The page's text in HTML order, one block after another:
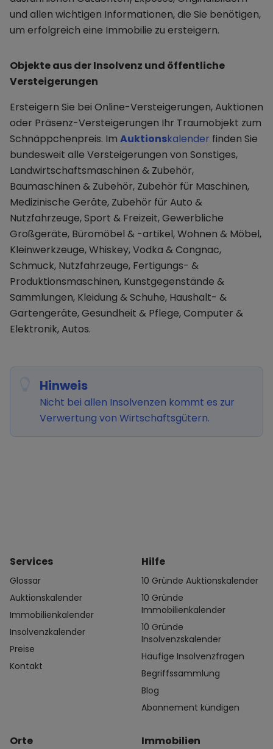
und allen wichtigen Informationen, die Sie benötigen,
um erfolgreich eine Immobilie zu ersteigern.
Objekte aus der Insolvenz und öffentliche
Versteigerungen
Ersteigern Sie bei Online-Versteigerungen, Auktionen
oder Präsenz-Versteigerungen Ihr Traumobjekt zum
Schnäppchenpreis. Im Auktionskalender finden Sie
bundesweit alle Versteigerungen von Sonstiges,
Landwirtschaftsmaschinen & Zubehör,
Baumaschinen & Zubehör, Zubehör für Maschinen,
Medizinische Geräte, Zubehör für Auto &
Nutzfahrzeuge, Sport & Freizeit, Gewerbliche
Großgeräte, Büromöbel & -artikel, Wohnen & Möbel,
Kleinwerkzeuge, Whiskey, Vodka & Congnac,
Schmuck, Nutzfahrzeuge, Fertigungs- &
Produktionsmaschinen, Kunstgegenstände &
Sammlungen, Kleidung & Schuhe, Haushalt- &
Gartengeräte, Gesundheit & Pflege, Computer &
Elektronik, Autos.
Hinweis
Nicht bei allen Insolvenzen kommt es zur
Verwertung von Wirtschaftsgütern.
Services
Glossar
Auktionskalender
Immobilienkalender
Insolvenzkalender
Preise
Kontakt
Hilfe
10 Gründe Auktionskalender
10 Gründe
Immobilienkalender
10 Gründe
Insolvenzskalender
Häufige Insolvenzfragen
Begriffssammlung
Blog
Abonnement kündigen
Orte Immobilien